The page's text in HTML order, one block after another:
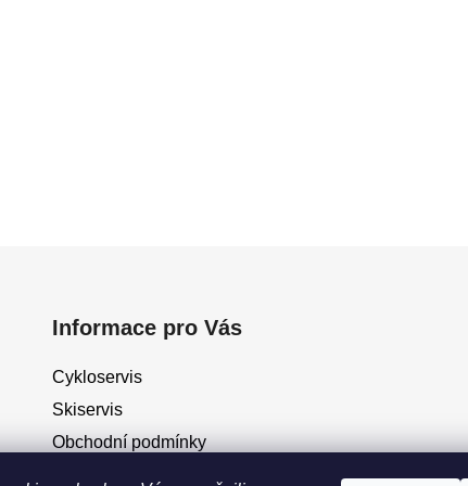
Informace pro Vás
Cykloservis
Skiservis
Obchodní podmínky